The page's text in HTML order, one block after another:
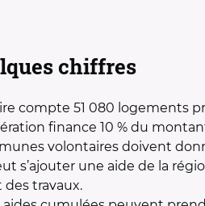
chiffres
compte 51 080 logements
finance 10 % du
volontaires doivent
s’ajouter une aide de la
travaux.